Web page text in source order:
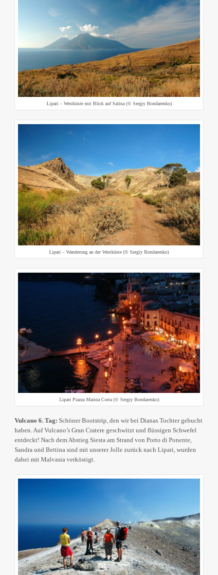
Lipari – Westküste mit Blick auf Salina (© Sergiy Bondarenko)
Lipari – Wanderung an der Westküste (© Sergiy Bondarenko)
Lipari Piazza Marina Corta (© Sergiy Bondarenko)
Vulcano 6. Tag: Schöner Bootstrip, den wir bei Dianas Tochter gebucht
haben. Auf Vulcano’s Gran Cratere geschwitzt und flüssigen Schwefel
entdeckt! Nach dem Abstieg Siesta am Strand von Porto di Ponente,
Sandra und Bettina sind mit unserer Jolle zurück nach Lipari, wurden
dabei mit Malvasia verköstigt.